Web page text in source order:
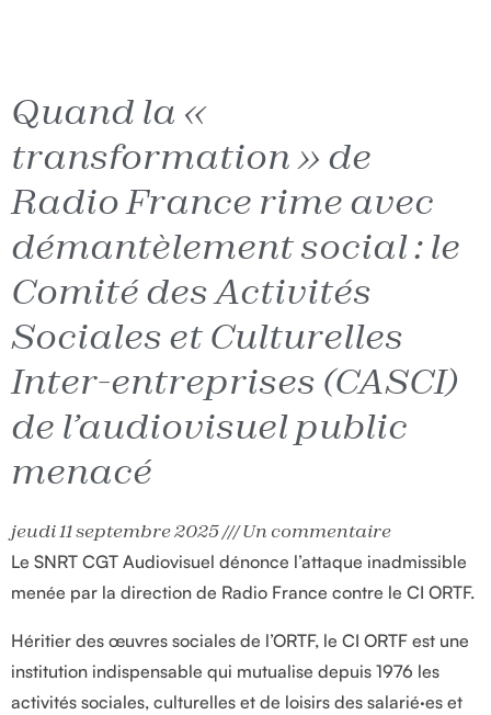
Quand la «
transformation » de
Radio France rime avec
démantèlement social : le
Comité des Activités
Sociales et Culturelles
Inter-entreprises (CASCI)
de l’audiovisuel public
menacé
jeudi 11 septembre 2025
Un commentaire
Le SNRT CGT Audiovisuel dénonce l’attaque inadmissible
menée par la direction de Radio France contre le CI ORTF.
Héritier des œuvres sociales de l’ORTF, le CI ORTF est une
institution indispensable qui mutualise depuis 1976 les
activités sociales, culturelles et de loisirs des salarié·es et